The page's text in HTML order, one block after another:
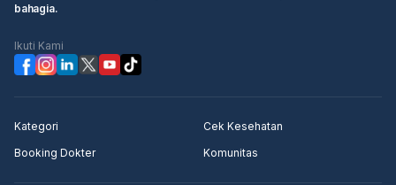
bahagia.
Ikuti Kami
Kategori
Cek Kesehatan
Booking Dokter
Komunitas